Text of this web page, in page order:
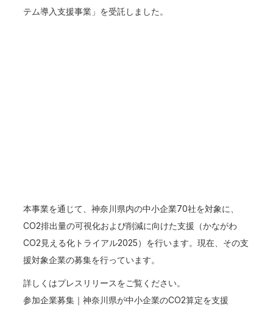
テム導入支援事業」を受託しました。
本事業を通じて、神奈川県内の中小企業70社を対象に、
CO2排出量の可視化および削減に向けた支援（かながわ
CO2見える化トライアル2025）を行います。現在、その支
援対象企業の募集を行っています。
詳しくはプレスリリースをご覧ください。
参加企業募集｜神奈川県が中小企業のCO2算定を支援